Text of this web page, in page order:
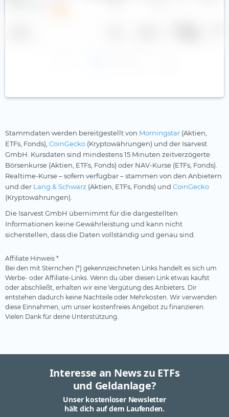
Stammdaten werden bereitgestellt von Morningstar (Aktien,
ETFs, Fonds), CoinGecko (Kryptowährungen) und der Isarvest
GmbH. Kursdaten sind mindestens 15 Minuten zeitverzögerte
Börsenkurse (Aktien, ETFs, Fonds) oder NAV-Kurse (ETFs, Fonds).
Realtime-Kurse – sofern verfügbar – stammen von den Anbietern
und der Lang & Schwarz (Aktien, ETFs, Fonds) und CoinGecko
(Kryptowährungen).
Die Isarvest GmbH übernimmt für die dargestellten
Informationen keine Gewährleistung und kann nicht
sicherstellen, dass die Daten vollständig und genau sind.
Affiliate Hinweis *
Bei den mit Sternchen (*) gekennzeichneten Links handelt es sich um
Werbe- oder Affiliate-Links. Wenn du über diesen Link etwas kaufst
oder abschließt, erhalten wir eine Vergütung des Anbieters. Dir
entstehen dadurch keine Nachteile oder Mehrkosten. Wir verwenden
diese Einnahmen, um unser kostenfreies Angebot zu finanzieren.
Vielen Dank für deine Unterstützung.
Interesse an News zu ETFs
und Geldanlage?
Unser kostenloser Newsletter
hält dich auf dem Laufenden.